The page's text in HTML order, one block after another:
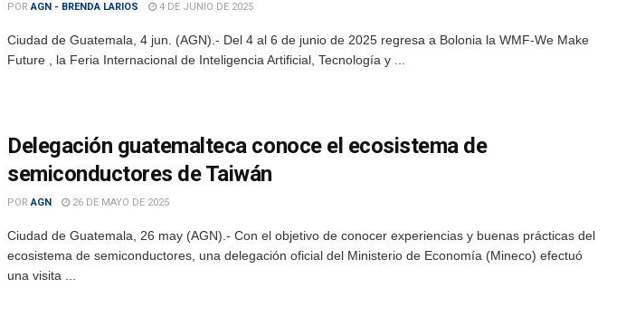
POR AGN - BRENDA LARIOS 4 DE JUNIO DE 2025
Ciudad de Guatemala, 4 jun. (AGN).- Del 4 al 6 de junio de 2025 regresa a Bolonia la WMF-We Make
Future , la Feria Internacional de Inteligencia Artificial, Tecnología y ...
Delegación guatemalteca conoce el ecosistema de
semiconductores de Taiwán
POR AGN 26 DE MAYO DE 2025
Ciudad de Guatemala, 26 may (AGN).- Con el objetivo de conocer experiencias y buenas prácticas del
ecosistema de semiconductores, una delegación oficial del Ministerio de Economía (Mineco) efectuó
una visita ...